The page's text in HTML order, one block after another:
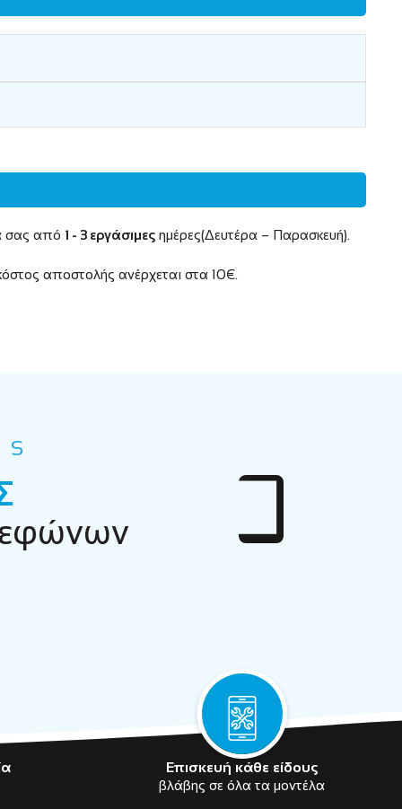
σας από 1 - 3 εργάσιμες ημέρες(Δευτέρα – Παρασκευή).
αποστολής ανέρχεται στα 10€.
Επισκευή κάθε είδους
βλάβης σε όλα τα μοντέλα